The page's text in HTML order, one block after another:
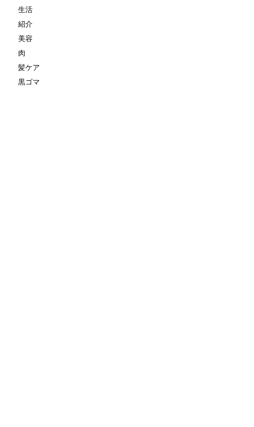
生活
紹介
美容
肉
髪ケア
黒ゴマ